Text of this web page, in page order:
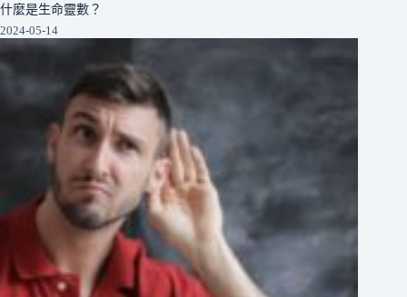
什麼是生命靈數？
2024-05-14